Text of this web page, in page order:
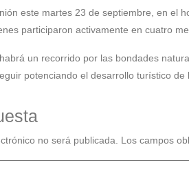
este martes 23 de septiembre, en el
participaron activamente en cuatro
un recorrido por las bondades
potenciando el desarrollo turístico de
no será publicada. Los campos